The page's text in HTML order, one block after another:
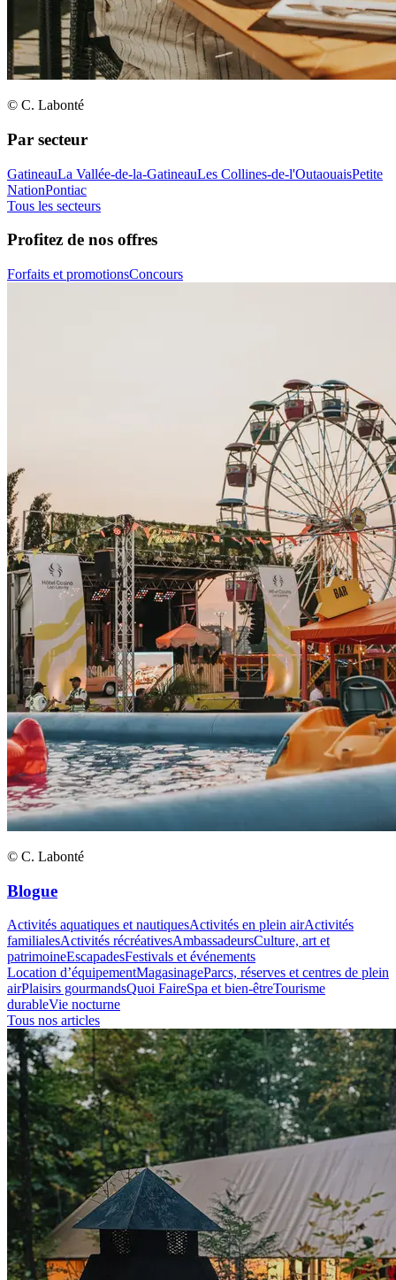
© C. Labonté
Par secteur
GatineauLa Vallée-de-la-GatineauLes Collines-de-l'OutaouaisPetite
NationPontiac
Tous les secteurs
Profitez de nos offres
Forfaits et promotionsConcours
© C. Labonté
Blogue
Activités aquatiques et nautiquesActivités en plein airActivités
familialesActivités récréativesAmbassadeursCulture, art et
patrimoineEscapadesFestivals et événements
Location d’équipementMagasinageParcs, réserves et centres de plein
airPlaisirs gourmandsQuoi FaireSpa et bien-êtreTourisme
durableVie nocturne
Tous nos articles